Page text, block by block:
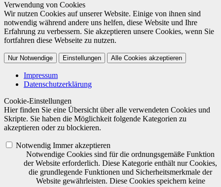
Verwendung von Cookies
Wir nutzen Cookies auf unserer Website. Einige von ihnen sind
notwendig während andere uns helfen, diese Website und Ihre
Erfahrung zu verbessern. Sie akzeptieren unsere Cookies, wenn Sie
fortfahren diese Webseite zu nutzen.
Nur Notwendige Einstellungen Alle Cookies akzeptieren
Impressum
Datenschutzerklärung
Cookie-Einstellungen
Hier finden Sie eine Übersicht über alle verwendeten Cookies und
Skripte. Sie haben die Möglichkeit folgende Kategorien zu
akzeptieren oder zu blockieren.
Notwendig Immer akzeptieren
Notwendige Cookies sind für die ordnungsgemäße Funktion
der Website erforderlich. Diese Kategorie enthält nur Cookies,
die grundlegende Funktionen und Sicherheitsmerkmale der
Website gewährleisten. Diese Cookies speichern keine